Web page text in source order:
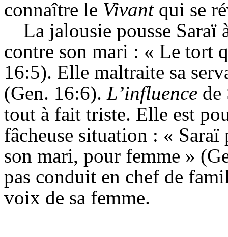
connaître le Vivant qui se
La jalousie pousse Saraï
contre son mari : « Le tort
16:5). Elle maltraite sa
(Gen. 16:6). L’influence de
tout à fait triste. Elle est
fâcheuse situation : « Saraï
son mari, pour femme » (
pas conduit en chef de
voix de sa femme.